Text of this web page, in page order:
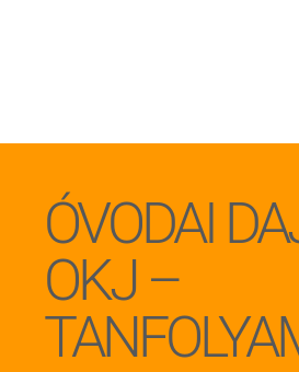
ÓVODAI
OKJ –